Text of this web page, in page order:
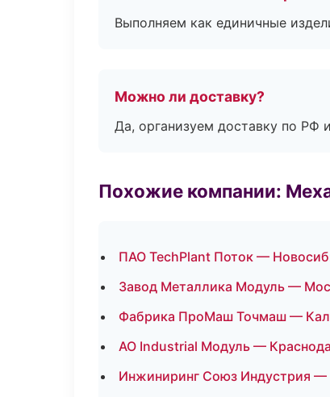
Выполняем как единичные
Можно ли доставку?
Да, организуем доставку по РФ
Похожие компании:
ПАО TechPlant Поток —
Завод Металлика Модуль —
Фабрика ПроМаш Точмаш —
АО Industrial Модуль —
Инжиниринг Союз Индустрия